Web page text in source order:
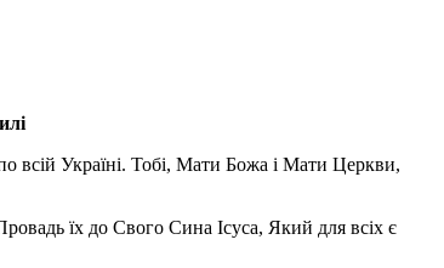
всій Україні. Тобі, Мати Божа і Мати Церкви,
їх до Свого Сина Ісуса, Який для всіх є